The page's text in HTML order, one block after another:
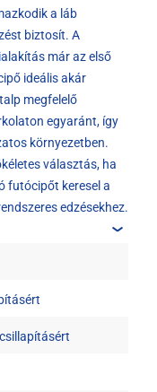
a láb
biztosít. A
már az első
ideális akár
megfelelő
egyaránt, így
környezetben.
választás, ha
futócipőt keresel a
edzésekhez.